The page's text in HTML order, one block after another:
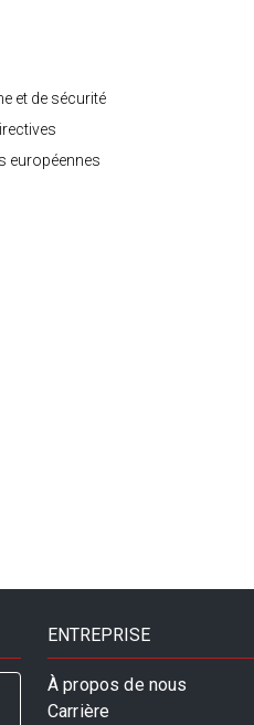
et de sécurité
européennes
ENTREPRISE
À propos de nous
Carrière